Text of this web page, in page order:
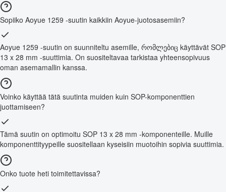
Sopiiko Aoyue 1259 -suutin kaikkiin Aoyue-juotosasemiin?
Aoyue 1259 -suutin on suunniteltu asemille, რომლებიც käyttävät SOP
13 x 28 mm -suuttimia. On suositeltavaa tarkistaa yhteensopivuus
oman asemamallin kanssa.
Voinko käyttää tätä suutinta muiden kuin SOP-komponenttien
juottamiseen?
Tämä suutin on optimoitu SOP 13 x 28 mm -komponenteille. Muille
komponenttityypeille suositellaan kyseisiin muotoihin sopivia suuttimia.
Onko tuote heti toimitettavissa?